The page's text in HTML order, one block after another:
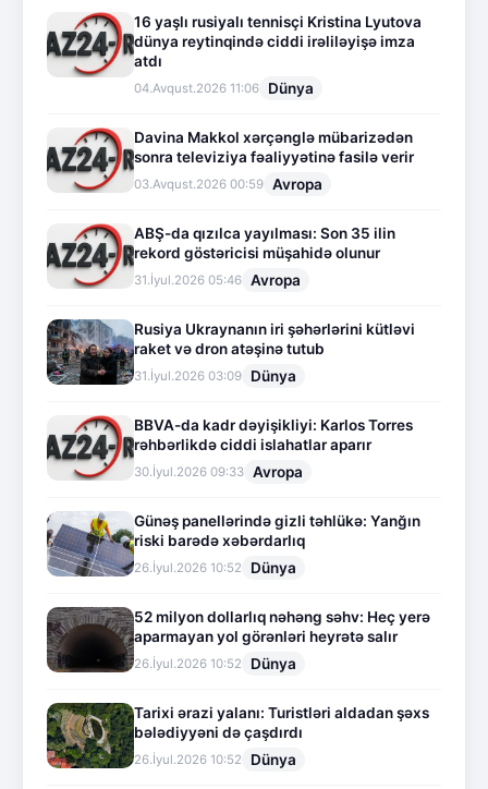
16 yaşlı rusiyalı tennisçi Kristina Lyutova
dünya reytinqində ciddi irəliləyişə imza
atdı
04.Avqust.2026 11:06 Dünya
Davina Makkol xərçənglə mübarizədən
sonra televiziya fəaliyyətinə fasilə verir
03.Avqust.2026 00:59 Avropa
ABŞ-da qızılca yayılması: Son 35 ilin
rekord göstəricisi müşahidə olunur
31.İyul.2026 05:46 Avropa
Rusiya Ukraynanın iri şəhərlərini kütləvi
raket və dron atəşinə tutub
31.İyul.2026 03:09 Dünya
BBVA-da kadr dəyişikliyi: Karlos Torres
rəhbərlikdə ciddi islahatlar aparır
30.İyul.2026 09:33 Avropa
Günəş panellərində gizli təhlükə: Yanğın
riski barədə xəbərdarlıq
26.İyul.2026 10:52 Dünya
52 milyon dollarlıq nəhəng səhv: Heç yerə
aparmayan yol görənləri heyrətə salır
26.İyul.2026 10:52 Dünya
Tarixi ərazi yalanı: Turistləri aldadan şəxs
bələdiyyəni də çaşdırdı
26.İyul.2026 10:52 Dünya